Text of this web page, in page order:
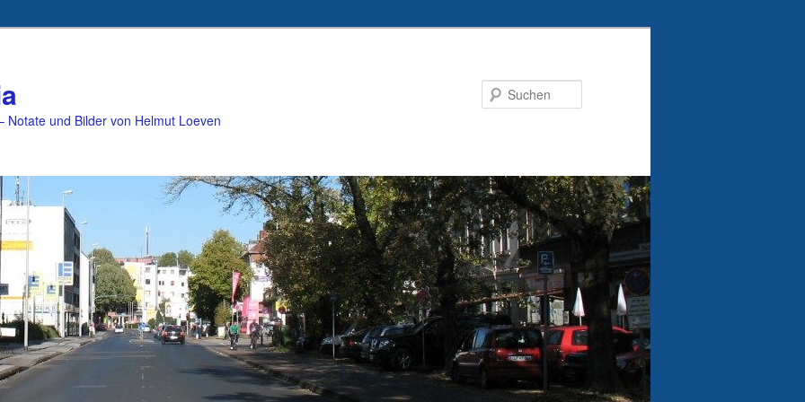
Notate und Bilder von Helmut Loeven